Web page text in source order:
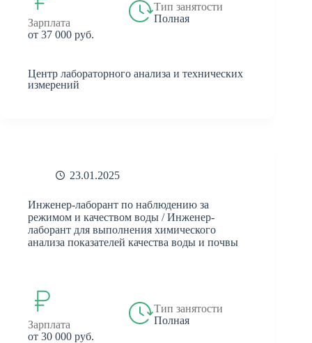
Зарплата
от 37 000 руб.
Тип занятости
Полная
Центр лабораторного анализа и технических
измерений
23.01.2025
Инженер-лаборант по наблюдению за
режимом и качеством воды / Инженер-
лаборант для выполнения химического
анализа показателей качества воды и почвы
Зарплата
от 30 000 руб.
Тип занятости
Полная